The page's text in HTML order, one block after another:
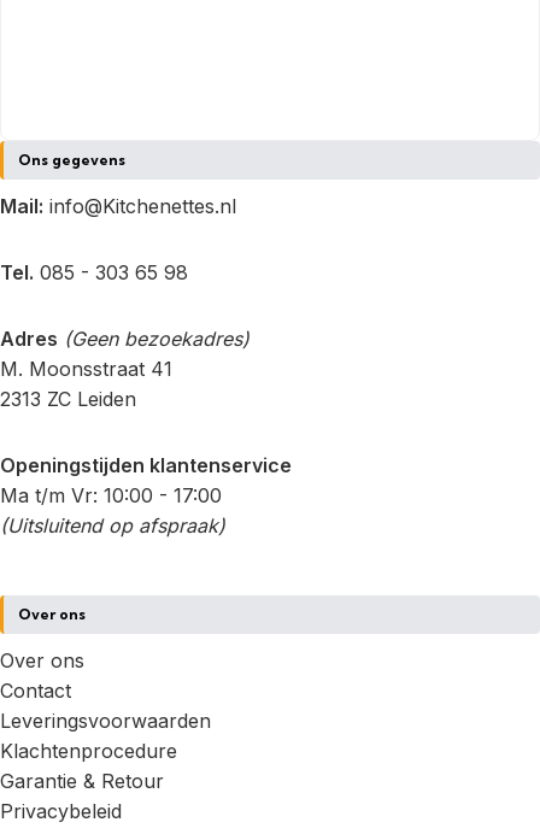
Ons gegevens
Mail: info@Kitchenettes.nl
Tel. 085 - 303 65 98
Adres (Geen bezoekadres)
M. Moonsstraat 41
2313 ZC Leiden
Openingstijden klantenservice
Ma t/m Vr: 10:00 - 17:00
(Uitsluitend op afspraak)
Over ons
Over ons
Contact
Leveringsvoorwaarden
Klachtenprocedure
Garantie & Retour
Privacybeleid